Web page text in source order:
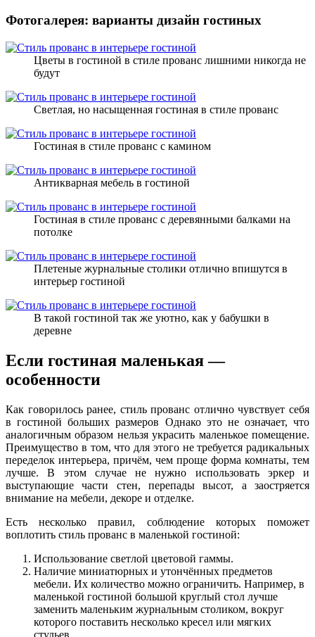
Фотогалерея: варианты дизайн гостиных
Цветы в гостиной в стиле прованс лишними никогда не
будут
Светлая, но насыщенная гостиная в стиле прованс
Гостиная в стиле прованс с камином
Антикварная мебель в гостиной
Гостиная в стиле прованс с деревянными балками на
потолке
Плетеные журнальные столики отлично впишутся в
интерьер гостиной
В такой гостиной так же уютно, как у бабушки в
деревне
Если гостиная маленькая —
особенности
Как говорилось ранее, стиль прованс отлично чувствует себя
в гостиной больших размеров Однако это не означает, что
аналогичным образом нельзя украсить маленькое помещение.
Преимущество в том, что для этого не требуется радикальных
переделок интерьера, причём, чем проще форма комнаты, тем
лучше. В этом случае не нужно использовать эркер и
выступающие части стен, перепады высот, а заостряется
внимание на мебели, декоре и отделке.
Есть несколько правил, соблюдение которых поможет
воплотить стиль прованс в маленькой гостиной:
Использование светлой цветовой гаммы.
Наличие миниатюрных и утончённых предметов
мебели. Их количество можно ограничить. Например, в
маленькой гостиной большой круглый стол лучше
заменить маленьким журнальным столиком, вокруг
которого поставить несколько кресел или мягких
стульев.